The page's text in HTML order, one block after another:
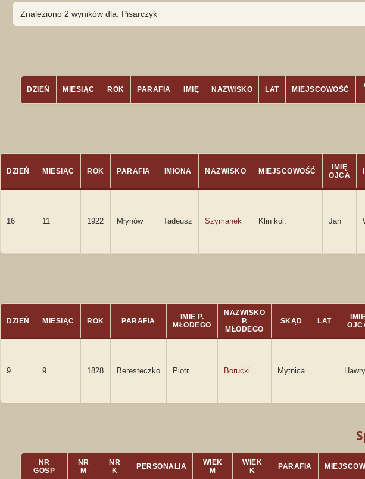
Znaleziono 2 wyników dla: Pisarczyk
DZIEŃ MIESIĄC ROK PARAFIA IMIĘ NAZWISKO LAT MIEJSCOWOŚĆ
DZIEŃ MIESIĄC ROK PARAFIA IMIONA NAZWISKO MIEJSCOWOŚĆ
IMIĘ
OJCA
16 11 1922 Młynów Tadeusz Szymanek Klin kol. Jan
DZIEŃ MIESIĄC ROK PARAFIA
IMIĘ P.
MŁODEGO
NAZWISKO
P.
MŁODEGO
SKĄD LAT
IMIĘ
9 9 1828 Beresteczko Piotr Borucki Mytnica
NR
GOSP
NR
M
NR
K
PERSONALIA
WIEK
M
WIEK
K
PARAFIA